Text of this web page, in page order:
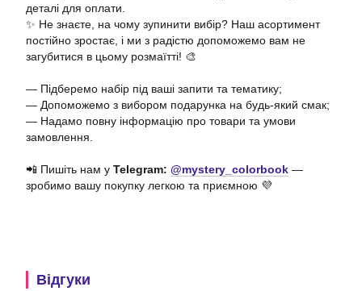
деталі для оплати.
✨ Не знаєте, на чому зупинити вибір? Наш асортимент
постійно зростає, і ми з радістю допоможемо вам не
загубитися в цьому розмаїтті! 🎨
— Підберемо набір під ваші запити та тематику;
— Допоможемо з вибором подарунка на будь-який смак;
— Надамо повну інформацію про товари та умови
замовлення.
📲 Пишіть нам у Telegram: @mystery_colorbook —
зробимо вашу покупку легкою та приємною 💜
Відгуки